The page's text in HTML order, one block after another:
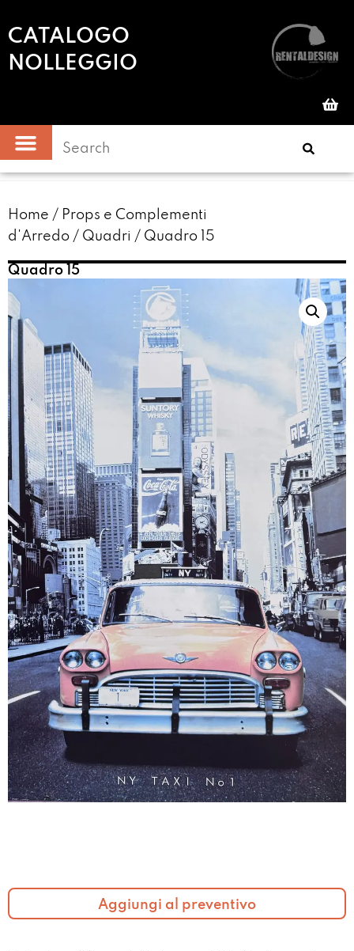
CATALOGO
NOLLEGGIO
Home / Props e Complementi
d'Arredo / Quadri / Quadro 15
Quadro 15
Aggiungi al preventivo